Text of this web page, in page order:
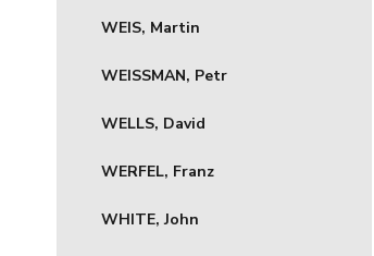
WEIS, Martin
WEISSMAN, Petr
WELLS, David
WERFEL, Franz
WHITE, John